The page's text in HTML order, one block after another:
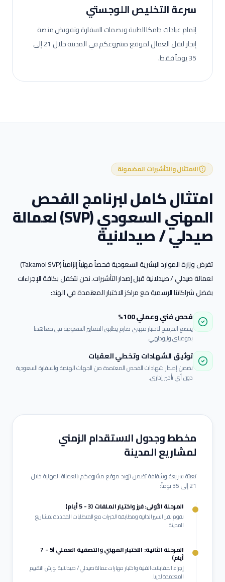
سرعة التخليص اللوجستي
إتمام عيادات جامكا الطبية وبصمات السفارة وتفويض منصة
إنجاز لنقل العمال لموقع مشروعكم فيالمدينة
خلال 21 إلى
35 يوماً فقط.
الامتثال والتأشيرات المضمونة
امتثال كامل لبرنامج الفحص
المهني السعودي (SVP) لعمالة
صيدلي / صيدلانية
تفرض وزارة الموارد البشرية السعودية فحصاً مهنياً إلزامياً (Takamol SVP)
لعمالةصيدلي / صيدلانيةقبل إصدار التأشيرات. نحن نتكفل بكافة الإجراءات
بفضل شراكاتنا الرسمية مع مراكز الاختبار المعتمدة في الهند:
فحص فني وعملي 100%
يخضع المرشح لاختبار مهني صارم يطابق المعايير السعودية في معاهدنا
بمومباي ونيودلهي.
توثيق الشهادات وتخطي العقبات
نضمن إصدار شهادات الفحص المعتمدة من الجهات الهندية والسفارة السعودية
دون أي تأخير إداري.
مخطط وجدول الاستقدام الزمني
لمشاريعالمدينة
تعبئة سريعة وشفافة تضمن تزويد موقع مشروعكم بالعمالة المهنية خلال
21 إلى 35 يوماً:
المرحلة الأولى: فرز واختيار الملفات (3 - 5 أيام)
نقوم بفرز السير الذاتية ومطابقة الخبرات مع المتطلبات المحددة لمشاريع
المدينة.
المرحلة الثانية: الاختبار المهني والتصفية العملي (5 - 7
أيام)
إجراء المقابلات الفنية واختبار مهارات عمالةصيدلي / صيدلانيةبورش التقييم
المعتمدة لدينا.